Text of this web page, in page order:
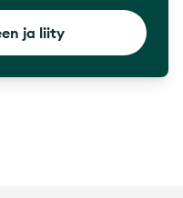
ja liity